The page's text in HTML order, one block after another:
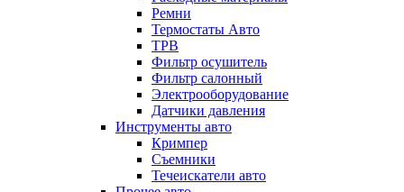
Ремни
Термостаты Авто
ТРВ
Фильтр осушитель
Фильтр салонный
Электрооборудование
Датчики давления
Инструменты авто
Кримпер
Съемники
Течеискатели авто